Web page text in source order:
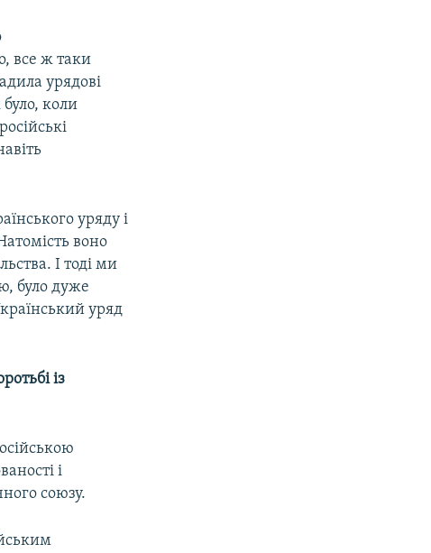
все ж таки
урядові
коли
уряду і
воно
І тоді ми
було дуже
уряд
із
і
союзу.